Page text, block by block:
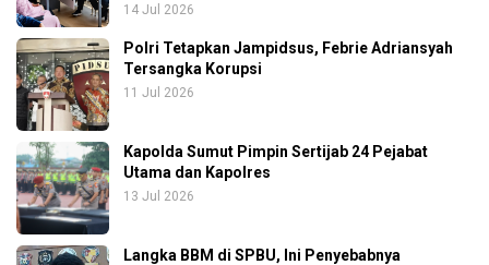
14 Jul 2026
Polri Tetapkan Jampidsus, Febrie Adriansyah
Tersangka Korupsi
11 Jul 2026
Kapolda Sumut Pimpin Sertijab 24 Pejabat
Utama dan Kapolres
13 Jul 2026
Langka BBM di SPBU, Ini Penyebabnya